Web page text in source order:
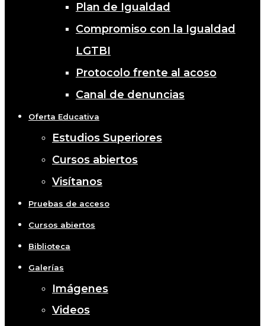
Plan de Igualdad
Compromiso con la Igualdad
LGTBI
Protocolo frente al acoso
Canal de denuncias
Oferta Educativa
Estudios Superiores
Cursos abiertos
Visítanos
Pruebas de acceso
Cursos abiertos
Biblioteca
Galerías
Imágenes
Videos